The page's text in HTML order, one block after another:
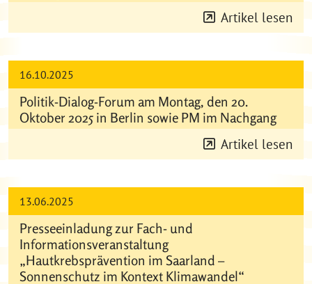
Artikel lesen
16.10.2025
Politik-Dialog-Forum am Montag, den 20.
Oktober 2025 in Berlin sowie PM im Nachgang
Artikel lesen
13.06.2025
Presseeinladung zur Fach- und
Informationsveranstaltung
„Hautkrebsprävention im Saarland –
Sonnenschutz im Kontext Klimawandel“